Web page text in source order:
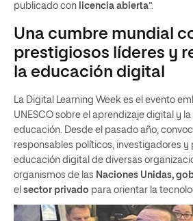
publicado con licencia abierta”.
Una cumbre mundial
prestigiosos líderes y
la educación digital
La Digital Learning Week es el evento
UNESCO sobre el aprendizaje digital y
educación. Desde el pasado año,
responsables políticos, investigadores y
educación digital de diversas
organismos de las Naciones Unidas,
el sector privado para orientar la